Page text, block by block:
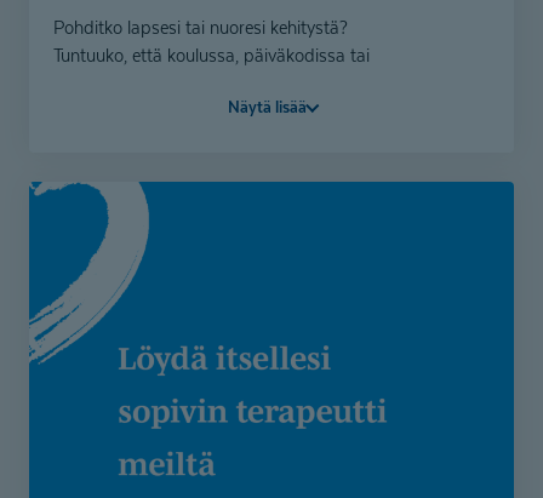
Pohditko lapsesi tai nuoresi kehitystä?
Tuntuuko, että koulussa, päiväkodissa tai
Kaipaatteko tukea arjen sujumiseen, omatoimisuuteen
Toimintaterapian sarjakortti tarjoaa matalan kynnyksen
tuen ja saat toimintaterapiakäynnit edullisemmin.
Työskentelemme sekä taitojen että arjen rakenteiden
parissa, jotta arki olisi sujuvampaa ja kevyempää koko
perheelle. Etsimme teille sopivimman terapeutin.
Sarjakortit ovat nyt saatavilla Jämsässä, Jyväskylässä,
Kotka, Kouvolassa, Lappeenrannassa, Seinäjoella,
Vaasassa, Kittilässä ja Rovaniemellä
Tutustu sarjakortteihin
Näytä lisää